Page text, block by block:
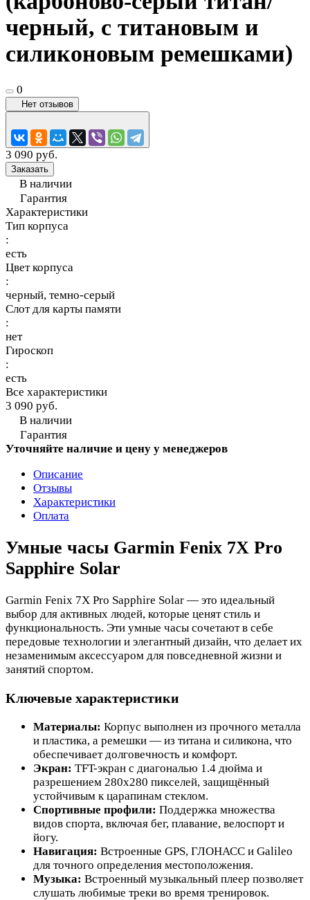
черный, с титановым и
силиконовым ремешками)
0
Нет отзывов
3 090 руб.
Заказать
В наличии
Гарантия
Характеристики
Тип корпуса
:
есть
Цвет корпуса
:
черный, темно-серый
Слот для карты памяти
:
нет
Гироскоп
:
есть
Все характеристики
3 090 руб.
В наличии
Гарантия
Уточняйте наличие и цену у менеджеров
Описание
Отзывы
Характеристики
Оплата
Умные часы Garmin Fenix 7X Pro
Sapphire Solar
Garmin Fenix 7X Pro Sapphire Solar — это идеальный
выбор для активных людей, которые ценят стиль и
функциональность. Эти умные часы сочетают в себе
передовые технологии и элегантный дизайн, что делает их
незаменимым аксессуаром для повседневной жизни и
занятий спортом.
Ключевые характеристики
Материалы: Корпус выполнен из прочного металла
и пластика, а ремешки — из титана и силикона, что
обеспечивает долговечность и комфорт.
Экран: TFT-экран с диагональю 1.4 дюйма и
разрешением 280x280 пикселей, защищённый
устойчивым к царапинам стеклом.
Спортивные профили: Поддержка множества
видов спорта, включая бег, плавание, велоспорт и
йогу.
Навигация: Встроенные GPS, ГЛОНАСС и Galileo
для точного определения местоположения.
Музыка: Встроенный музыкальный плеер позволяет
слушать любимые треки во время тренировок.